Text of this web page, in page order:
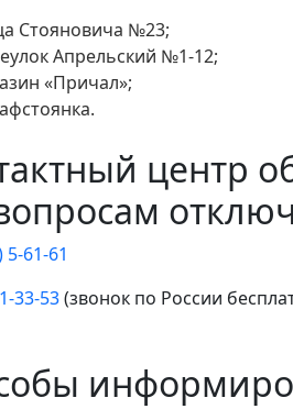
Стояновича №23;
Апрельский №1-12;
«Причал»;
центр
5-61-61
33-53(звонок по России